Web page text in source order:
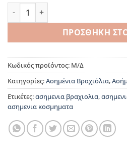
Aσημένιο σειρέ βραχιόλι skull
ΠΡΟΣΘΉΚΗ
Κωδικός προϊόντος: Μ/Δ
Κατηγορίες:Ασημένια Βραχιόλια,
Ετικέτες:ασημενια βραχιολια,
ασημενια κοσμηματα